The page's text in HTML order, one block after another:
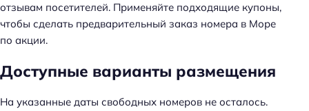
отзывам посетителей. Применяйте подходящие купоны,
чтобы сделать предварительный заказ номера в Море
по акции.
Доступные варианты размещения
На указанные даты свободных номеров не осталось.
а